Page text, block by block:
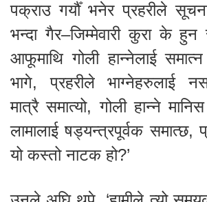
पक्राउ गर्यौँ भनेर प्रहरीले
भन्दा गैर–जिम्मेवारी कुरा के
आफूमाथि गोली हान्नेलाई
भागे, प्रहरीले भाग्नेहरुलाई
मात्रै समात्यो, गोली हान्ने
लामालाई षड्यन्त्रपूर्वक समात्छ,
यो कस्तो नाटक हो?’